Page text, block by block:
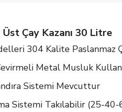
Çay Kazanı 30 Litre
304 Kalite
Metal Musluk
Sistemi Mevcuttur
Sistemi Takılabilir (25-